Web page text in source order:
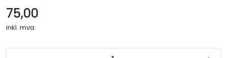
75,00
inkl. mva.
Glass